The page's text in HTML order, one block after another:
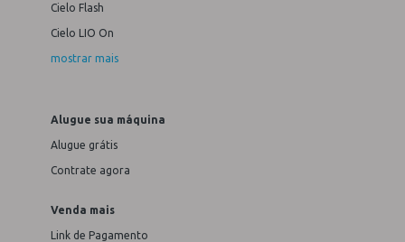
Cielo Flash
Cielo LIO On
mostrar mais
Alugue sua máquina
Alugue grátis
Contrate agora
Venda mais
Link de Pagamento